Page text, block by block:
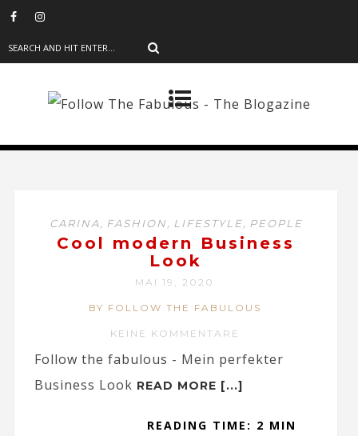
CARINA, FASHION, LIFESTYLE, PEOPLE
Cool modern Business
Look
MAI 19, 2020
BY FOLLOW THE FABULOUS
KEINE KOMMENTARE
Follow the fabulous - Mein perfekter
Business Look READ MORE [...]
READING TIME: 2 MIN